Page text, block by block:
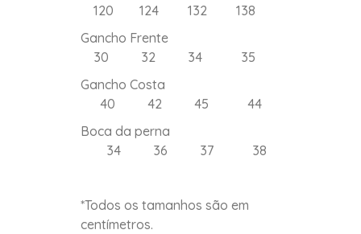
120 124 132 138
Gancho Frente
30 32 34 35
Gancho Costa
40 42 45 44
Boca da perna
34 36 37 38
*Todos os tamanhos são em
centímetros.